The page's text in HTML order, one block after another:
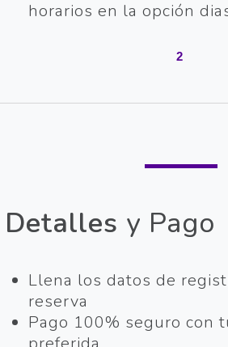
horarios en la opción
2
Detalles y Pago
Llena los datos de
reserva
Pago 100% seguro con